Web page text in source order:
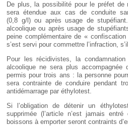
De plus, la possibilité pour le préfet de
sera étendue aux cas de conduite
(0,8 g/l) ou après usage de
alcoolique ou après usage de
peine complémentaire de «
s’est servi pour commettre l’infraction,
Pour les récidivistes, la
alcoolique ne sera plus accompagnée
permis pour trois ans : la personne
sera contrainte de conduire pendant
antidémarrage par éthylotest.
Si l’obligation de détenir un
supprimée (l’article n’est jamais
boissons à emporter seront contraints